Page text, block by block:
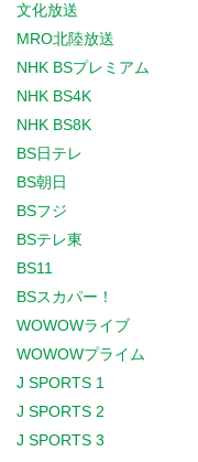
文化放送
MRO北陸放送
NHK BSプレミアム
NHK BS4K
NHK BS8K
BS日テレ
BS朝日
BSフジ
BSテレ東
BS11
BSスカパー！
WOWOWライブ
WOWOWプライム
J SPORTS 1
J SPORTS 2
J SPORTS 3